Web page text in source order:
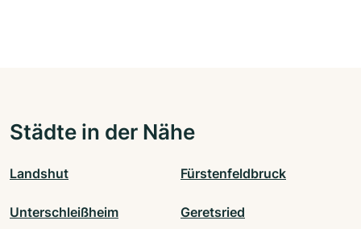
Städte in der Nähe
Landshut Fürstenfeldbruck
Unterschleißheim Geretsried